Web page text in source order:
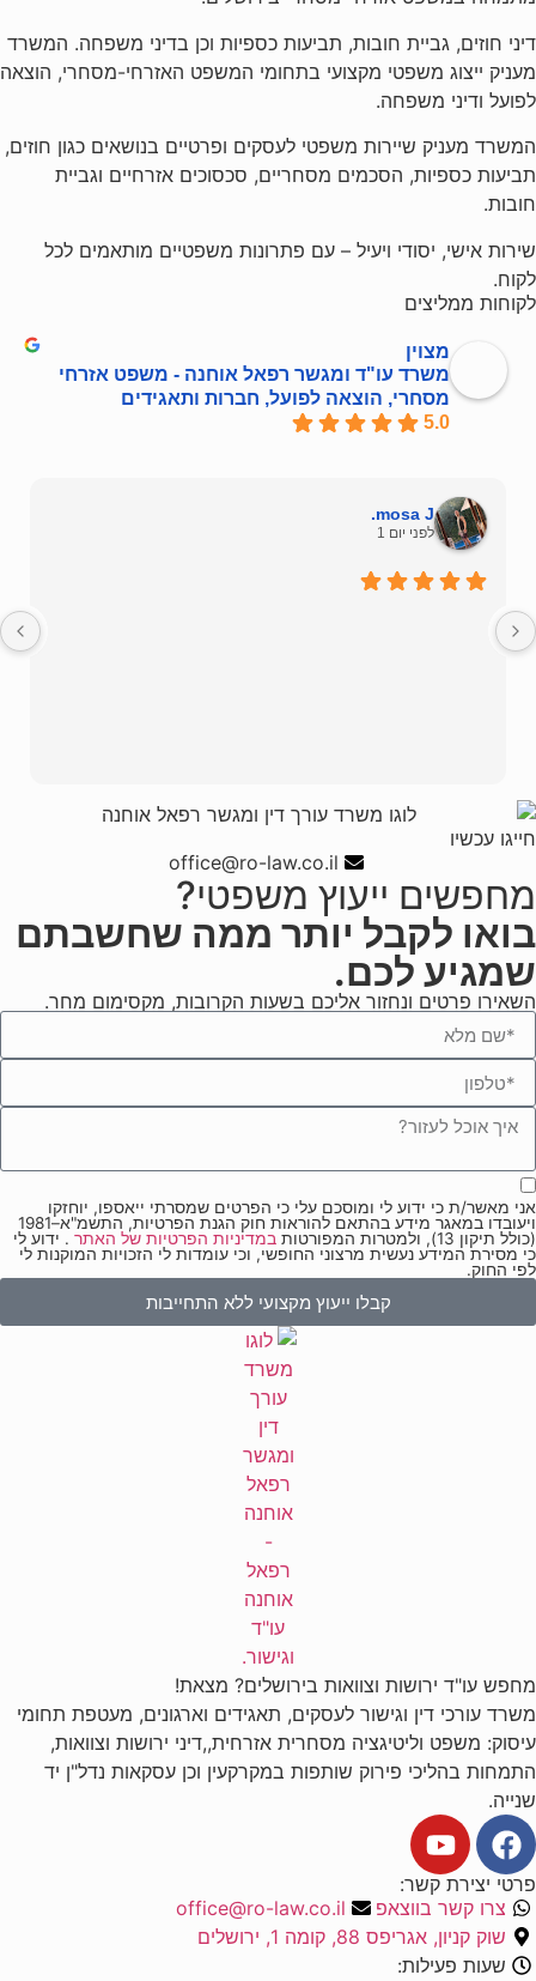
דיני חוזים, גביית חובות, תביעות כספיות וכן בדיני משפחה. המשרד
מעניק ייצוג משפטי מקצועי בתחומי המשפט האזרחי-מסחרי, הוצאה
לפועל ודיני משפחה.
המשרד מעניק שיירות משפטי לעסקים ופרטיים בנושאים כגון חוזים,
תביעות כספיות, הסכמים מסחריים, סכסוכים אזרחיים וגביית
חובות.
שירות אישי, יסודי ויעיל – עם פתרונות משפטיים מותאמים לכל
לקוח.
לקוחות ממליצים
מצוין
משרד עו"ד ומגשר רפאל אוחנה - משפט אזרחי
מסחרי, הוצאה לפועל, חברות ותאגידים
5.0
mosa J.
לפני יום 1
חייגו עכשיו
office@ro-law.co.il
מחפשים ייעוץ משפטי?
בואו לקבל יותר ממה שחשבתם
שמגיע לכם.
השאירו פרטים ונחזור אליכם בשעות הקרובות, מקסימום מחר.
אני מאשר/ת כי ידוע לי ומוסכם עלי כי הפרטים שמסרתי ייאספו, יוחזקו
ויעובדו במאגר מידע בהתאם להוראות חוק הגנת הפרטיות, התשמ"א–1981
(כולל תיקון 13), ולמטרות המפורטות
במדיניות הפרטיות של האתר . ידוע לי
כי מסירת המידע נעשית מרצוני החופשי, וכי עומדות לי הזכויות המוקנות לי
לפי החוק.
קבלו ייעוץ מקצועי ללא התחייבות
מחפש עו"ד ירושות וצוואות בירושלים? מצאת!
משרד עורכי דין וגישור לעסקים, תאגידים וארגונים, מעטפת תחומי
עיסוק: משפט וליטיגציה מסחרית אזרחית,,דיני ירושות וצוואות,
התמחות בהליכי פירוק שותפות במקרקעין וכן עסקאות נדל"ן יד
שנייה.
פרטי יצירת קשר:
צרו קשר בווצאפ
office@ro-law.co.il
שוק קניון, אגריפס 88, קומה 1, ירושלים
שעות פעילות: